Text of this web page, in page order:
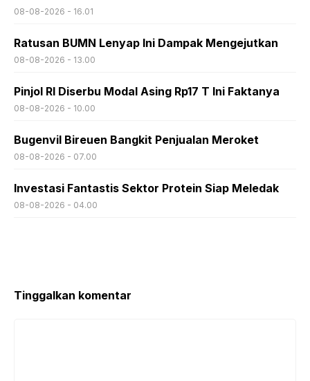
08-08-2026 - 16.01
Ratusan BUMN Lenyap Ini Dampak Mengejutkan
08-08-2026 - 13.00
Pinjol RI Diserbu Modal Asing Rp17 T Ini Faktanya
08-08-2026 - 10.00
Bugenvil Bireuen Bangkit Penjualan Meroket
08-08-2026 - 07.00
Investasi Fantastis Sektor Protein Siap Meledak
08-08-2026 - 04.00
Tinggalkan komentar